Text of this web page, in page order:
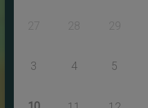
27 28 29
3 4 5